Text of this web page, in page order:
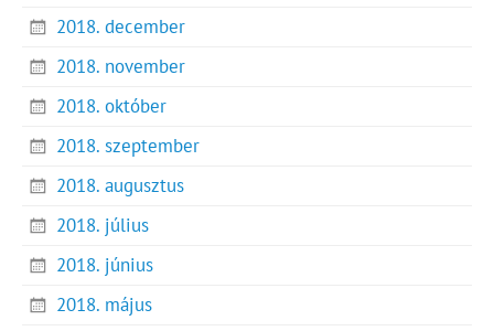
2018. december
2018. november
2018. október
2018. szeptember
2018. augusztus
2018. július
2018. június
2018. május